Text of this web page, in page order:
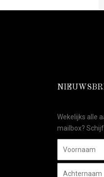
Wekelijks alle
mailbox?